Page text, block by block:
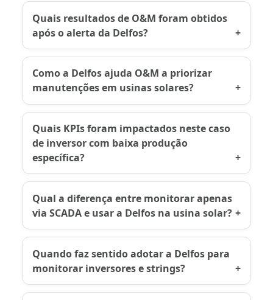
Quais resultados de O&M foram obtidos
após o alerta da Delfos?
Como a Delfos ajuda O&M a priorizar
manutenções em usinas solares?
Quais KPIs foram impactados neste caso
de inversor com baixa produção
específica?
Qual a diferença entre monitorar apenas
via SCADA e usar a Delfos na usina solar?
Quando faz sentido adotar a Delfos para
monitorar inversores e strings?